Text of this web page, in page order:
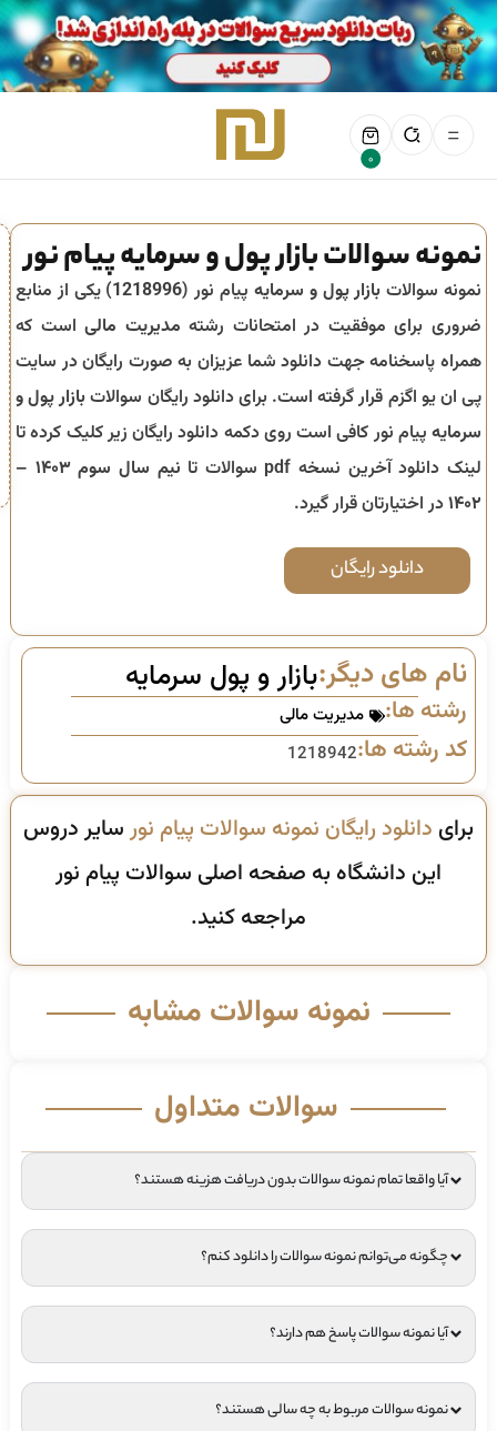
0
نمونه سوالات بازار پول و سرمایه پیام نور
نمونه سوالات بازار پول و سرمایه پیام نور (1218996) یکی از منابع
ضروری برای موفقیت در امتحانات رشته مدیریت مالیاست که
همراه پاسخنامه جهت دانلود شما عزیزان به صورت رایگان در سایت
پی ان یو اگزم قرار گرفته است. برای دانلود رایگان سوالاتبازار پول و
سرمایه پیام نور کافی است روی دکمه دانلود رایگان زیر کلیک کرده تا
لینک دانلود آخرین نسخه pdf سوالات تا
نیم سال سوم ۱۴۰۳ –
۱۴۰۲در اختیارتان قرار گیرد.
دانلود رایگان
نام های دیگر:بازار و پول سرمایه
رشته ها: مدیریت مالی
کد رشته ها:1218942
برای دانلود رایگان نمونه سوالات پیام نورسایر دروس
این دانشگاه به صفحه اصلی سوالات پیام نور
مراجعه کنید.
نمونه سوالات مشابه
سوالات متداول
آیا واقعا تمام نمونه سوالات بدون دریافت هزینه هستند؟
چگونه می‌توانم نمونه سوالات را دانلود کنم؟
آیا نمونه سوالات پاسخ هم دارند؟
نمونه سوالات مربوط به چه سالی هستند؟